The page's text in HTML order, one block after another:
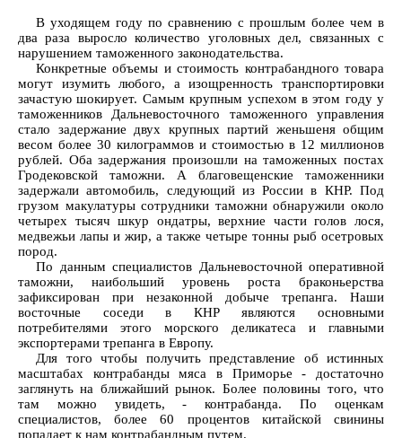
В уходящем году по сравнению с прошлым более чем в
два раза выросло количество уголовных дел, связанных с
нарушением таможенного законодательства.
Конкретные объемы и стоимость контрабандного товара
могут изумить любого, а изощренность транспортировки
зачастую шокирует. Самым крупным успехом в этом году у
таможенников Дальневосточного таможенного управления
стало задержание двух крупных партий женьшеня общим
весом более 30 килограммов и стоимостью в 12 миллионов
рублей. Оба задержания произошли на таможенных постах
Гродековской таможни. А благовещенские таможенники
задержали автомобиль, следующий из России в КНР. Под
грузом макулатуры сотрудники таможни обнаружили около
четырех тысяч шкур ондатры, верхние части голов лося,
медвежьи лапы и жир, а также четыре тонны рыб осетровых
пород.
По данным специалистов Дальневосточной оперативной
таможни, наибольший уровень роста браконьерства
зафиксирован при незаконной добыче трепанга. Наши
восточные соседи в КНР являются основными
потребителями этого морского деликатеса и главными
экспортерами трепанга в Европу.
Для того чтобы получить представление об истинных
масштабах контрабанды мяса в Приморье - достаточно
заглянуть на ближайший рынок. Более половины того, что
там можно увидеть, - контрабанда. По оценкам
специалистов, более 60 процентов китайской свинины
попадает к нам контрабандным путем.